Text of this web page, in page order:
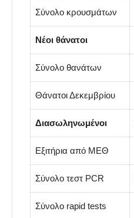
Σύνολο κρουσμάτων
Νέοι θάνατοι
Σύνολο θανάτων
Θάνατοι Δεκεμβρίου
Διασωληνωμένοι
Εξιτήρια από ΜΕΘ
Σύνολο τεστ PCR
Σύνολο rapid tests